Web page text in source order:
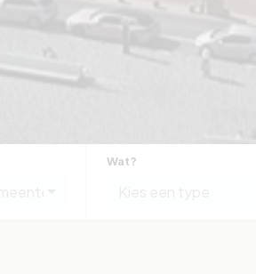
Wat?